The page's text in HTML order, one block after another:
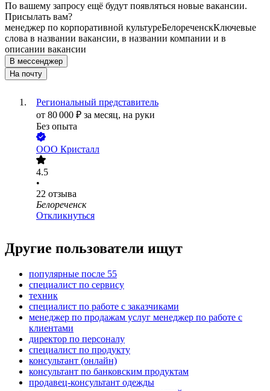
По вашему запросу ещё будут появляться новые вакансии.
Присылать вам?
менеджер по корпоративной культуреБелореченскКлючевые
слова в названии вакансии, в названии компании и в
описании вакансии
В мессенджер
На почту
Региональный представитель
от 80 000 ₽ за месяц, на руки
Без опыта
ООО Кристалл
4.5
•
22 отзыва
Белореченск
Откликнуться
Другие пользователи ищут
популярные после 55
специалист по сервису
техник
специалист по работе с заказчиками
менеджер по продажам услуг менеджер по работе с
клиентами
директор по персоналу
специалист по продукту
консультант (онлайн)
консультант по банковским продуктам
продавец-консультант одежды